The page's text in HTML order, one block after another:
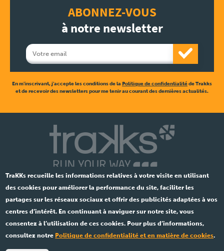
ABONNEZ-VOUS
à notre newsletter
En m'inscrivant, j'accepte les conditions de la Politique de confidentialitéde Trakks
et de recevoir des newsletters pour me tenir au courant des dernières actualités.
Ent.841 533 891 •Légal
TraKKs recueille les informations relatives à votre visite en utilisant
des cookies pour améliorer la performance du site, faciliter les
partages sur les réseaux sociaux et offrir des publicités adaptées à vos
centres d’intérêt. En continuant à naviguer sur notre site, vous
consentez à l’utilisation de ces cookies. Pour plus d’informations,
consultez notre Politique de confidentialité et en matière de cookies.